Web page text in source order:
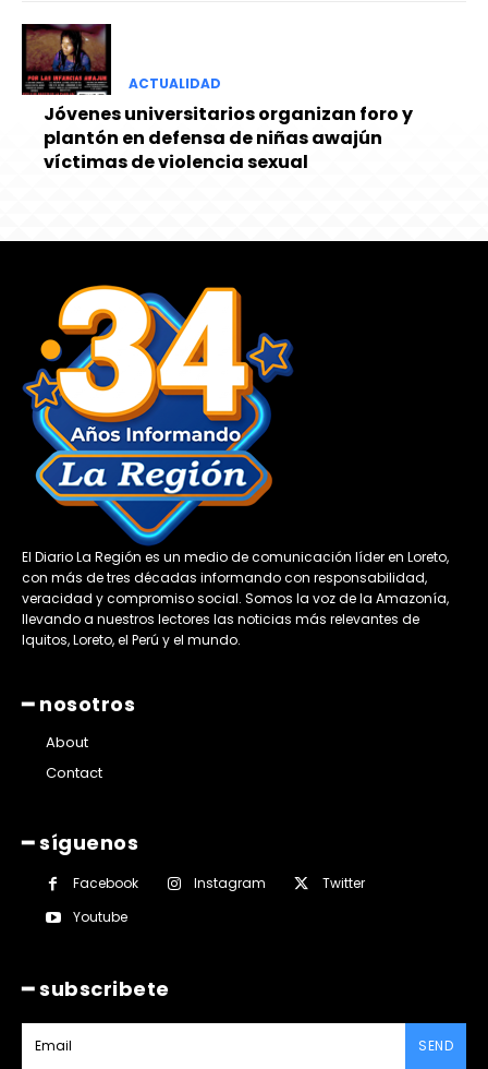
ACTUALIDAD
Jóvenes universitarios organizan foro y
plantón en defensa de niñas awajún
víctimas de violencia sexual
El Diario La Región es un medio de comunicación líder en Loreto,
con más de tres décadas informando con responsabilidad,
veracidad y compromiso social. Somos la voz de la Amazonía,
llevando a nuestros lectores las noticias más relevantes de
Iquitos, Loreto, el Perú y el mundo.
━ nosotros
About
Contact
━ síguenos
Facebook Instagram
Twitter
Youtube
━ subscribete
SEND